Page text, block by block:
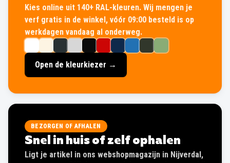
Kies online uit 140+ RAL-kleuren. Wij mengen je
verf gratis in de winkel, vóór 09:00 besteld is op
werkdagen vandaag al onderweg.
Open de kleurkiezer →
BEZORGEN OF AFHALEN
Snel in huis of zelf ophalen
Ligt je artikel in ons webshopmagazijn in Nijverdal,